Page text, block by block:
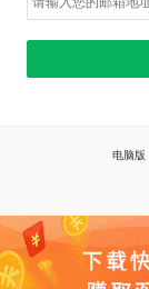
电脑版